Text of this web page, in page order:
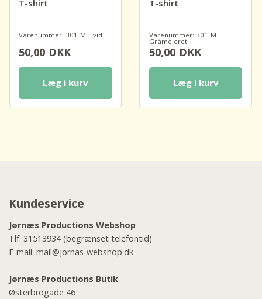
T-shirt
Varenummer: 301-M-Hvid
50,00DKK
Læg i kurv
T-shirt
Varenummer: 301-M-
Gråmeleret
50,00DKK
Læg i kurv
Kundeservice
Jørnæs Productions Webshop
Tlf: 31513934(begrænset telefontid)
E-mail: mail@jornas-webshop.dk
Jørnæs Productions Butik
Østerbrogade 46